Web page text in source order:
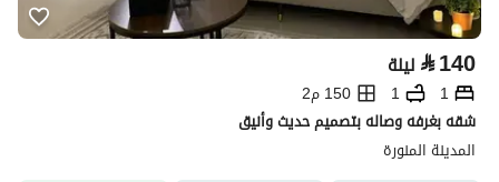
⃁140 ليلة
1
1
150 م2
شقه بغرفه وصاله بتصميم حديث وأنيق
المدينة المنورة